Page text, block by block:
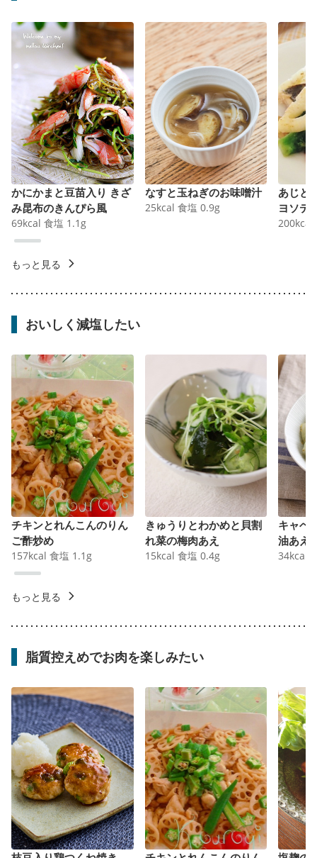
かにかまと豆苗入り きざ
み昆布のきんぴら風
69kcal 食塩 1.1 g
なすと玉ねぎのお味噌汁
25kcal 食塩 0.9g
あじと
ヨソテ
200kcal
もっと見る
おいしく減塩したい
チキンとれんこんのりん
ご酢炒め
157kcal 食塩 1.1 g
きゅうりとわかめと貝割
れ菜の梅肉あえ
15kcal 食塩 0.4g
キャベ
油あえ
34kcal
もっと見る
脂質控えめでお肉を楽しみたい